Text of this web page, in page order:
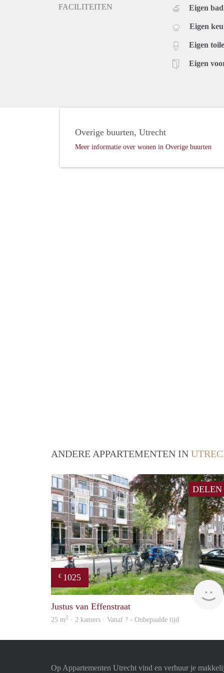
FACILITEITEN Eigen
Eigen
Eigen
Eigen
Overige buurten, Utrecht
Meer informatie over wonen in Overige buurten
ANDERE APPARTEMENTEN IN
DELEN
€ 1025
Justus van Effenstraat
25 m2 · 2 kamers · Vanaf ? - Onbepaalde tijd
Op Appartementen Utrecht vind en verhuur je